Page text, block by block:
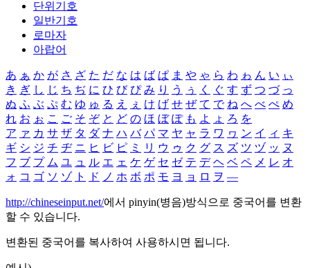
단위기호
일반기호
로마자
아랍어
あ ぁ か が さ ざ た だ な は ば ぱ ま や ゃ ら わ ゎ ん い ぃ
き ぎ し じ ち ぢ に ひ び ぴ み り う ぅ く ぐ す ず つ づ っ
ぬ ふ ぶ ぷ む ゆ ゅ る え ぇ け げ せ ぜ て で ね へ べ ぺ め
れ お ぉ こ ご そ ぞ と ど の ほ ぼ ぽ も よ ょ ろ を
ア ァ カ サ ザ タ ダ ナ ハ バ パ マ ヤ ャ ラ ワ ヮ ン イ ィ キ
ギ シ ジ チ ヂ ニ ヒ ビ ピ ミ リ ウ ゥ ク グ ス ズ ツ ヅ ッ ヌ
フ ブ プ ム ユ ュ ル エ ェ ケ ゲ セ ゼ テ デ ヘ ベ ペ メ レ オ
ォ コ ゴ ソ ゾ ト ド ノ ホ ボ ポ モ ヨ ョ ロ ヲ ―
http://chineseinput.net/에서 pinyin(병음)방식으로 중국어를 변환
할 수 있습니다.
변환된 중국어를 복사하여 사용하시면 됩니다.